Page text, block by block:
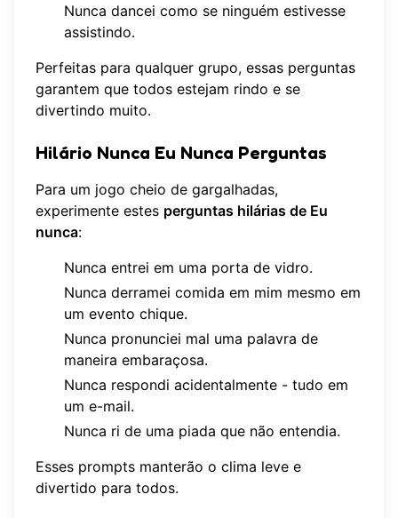
Nunca dancei como se ninguém estivesse
assistindo.
Perfeitas para qualquer grupo, essas perguntas
garantem que todos estejam rindo e se
divertindo muito.
Hilário Nunca Eu Nunca Perguntas
Para um jogo cheio de gargalhadas,
experimente estes perguntas hilárias de Eu
nunca:
Nunca entrei em uma porta de vidro.
Nunca derramei comida em mim mesmo em
um evento chique.
Nunca pronunciei mal uma palavra de
maneira embaraçosa.
Nunca respondi acidentalmente - tudo em
um e-mail.
Nunca ri de uma piada que não entendia.
Esses prompts manterão o clima leve e
divertido para todos.